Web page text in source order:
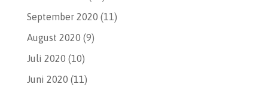
September 2020 (11)
August 2020 (9)
Juli 2020 (10)
Juni 2020 (11)